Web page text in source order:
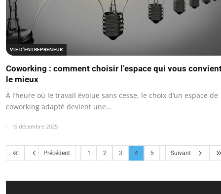
VIE D’ENTREPRENEUR
Coworking : comment choisir l’espace qui vous
le mieux
À l’heure où le travail évolue sans cesse, le choix d’un espace de
coworking adapté devient une…
16 décembre 2025
Précédent 1 2 3 4 5 Suivant